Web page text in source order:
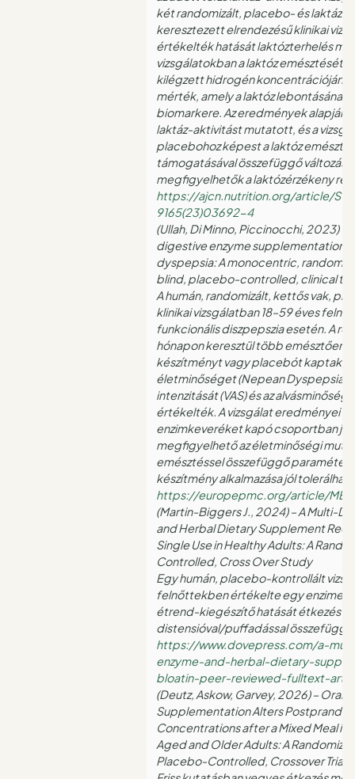
két randomizált, placebo- és laktáz-
keresztezett elrendezésű klinikai
értékelték hatását laktózterhelés
vizsgálatokban a laktóz emésztését
kilégzett hidrogén
mérték, amely a laktóz lebontásának
biomarkere. Az eredmények alapján
laktáz-aktivitást mutatott, és a
placebohoz képest a laktóz
támogatásával összefüggő
megfigyelhetők a laktózérzékeny
https://ajcn.nutrition.org/article/
9165(23)03692-4
(Ullah, Di Minno, Piccinocchi, 2023) –
digestive enzyme supplementation
dyspepsia: A monocentric,
blind, placebo-controlled, clinical
A humán, randomizált, kettős vak,
klinikai vizsgálatban 18–59 éves
funkcionális diszpepszia esetén. A
hónapon keresztül több
készítményt vagy placebót kaptak,
életminőséget (Nepean Dyspepsia
intenzitását (VAS) és az
értékelték. A vizsgálat eredményei
enzimkeveréket kapó csoportban
megfigyelhető az életminőségi
emésztéssel összefüggő
készítmény alkalmazása jól
https://europepmc.org/article/
(Martin-Biggers J., 2024) – A Multi-
and Herbal Dietary Supplement
Single Use in Healthy Adults: A
Controlled, Cross Over Study
Egy humán, placebo-kontrollált
felnőttekben értékelte egy
étrend-kiegészítő hatását étkezés
distensióval/puffadással
https://www.dovepress.com/a-
enzyme-and-herbal-dietary-
bloatin-peer-reviewed-fulltext-
(Deutz, Askow, Garvey, 2026) – Oral
Supplementation Alters Postprandial
Concentrations after a Mixed Meal in
Aged and Older Adults: A
Placebo-Controlled, Crossover Trial